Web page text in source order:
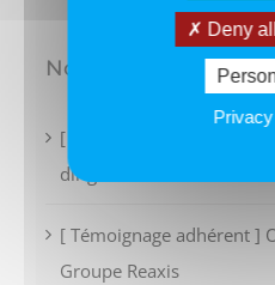
Nos derniers articles
[ Témoignage adhérent ]
dirigeant de Order To Cash
[ Témoignage adhérent ]
Groupe Reaxis
Deny